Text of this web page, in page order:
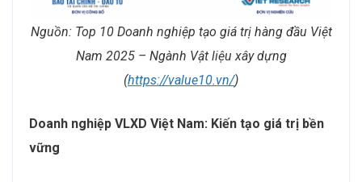
Nguồn: Top 10 Doanh nghiệp tạo giá trị hàng đầu Việt
Nam 2025 – Ngành Vật liệu xây dựng
(https://value10.vn/)
Doanh nghiệp VLXD Việt Nam: Kiến tạo giá trị bền
vững